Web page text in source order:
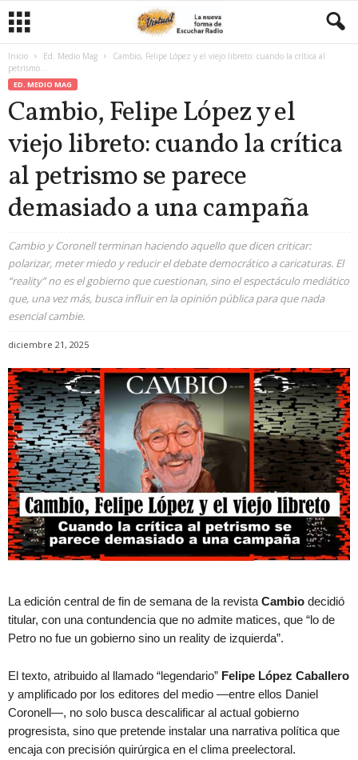
Inicio Ed. Medio Mag
Cambio, Felipe López y el viejo libreto: cuando la crítica al
petrismo...
ED. MEDIO MAG
Cambio, Felipe López y el
viejo libreto: cuando la crítica
al petrismo se parece
demasiado a una campaña
Cambio y Coronell terminan haciendo aquello que dicen criticar:
polarizar, meter miedo y reducir el debate democrático a caricaturas. El
“reality” no es el gobierno que cuestionan, sino el espectáculo mediático
que, una vez más, busca influir en la opinión pública para que nada
esencial cambie.
diciembre 21, 2025
La edición central de fin de semana de la revista Cambio decidió
titular, con una contundencia que no admite matices, que “lo de
Petro no fue un gobierno sino un reality de izquierda”.
El texto, atribuido al llamado “legendario” Felipe López Caballero
y amplificado por los editores del medio —entre ellos Daniel
Coronell—, no solo busca descalificar al actual gobierno
progresista, sino que pretende instalar una narrativa política que
encaja con precisión quirúrgica en el clima preelectoral.